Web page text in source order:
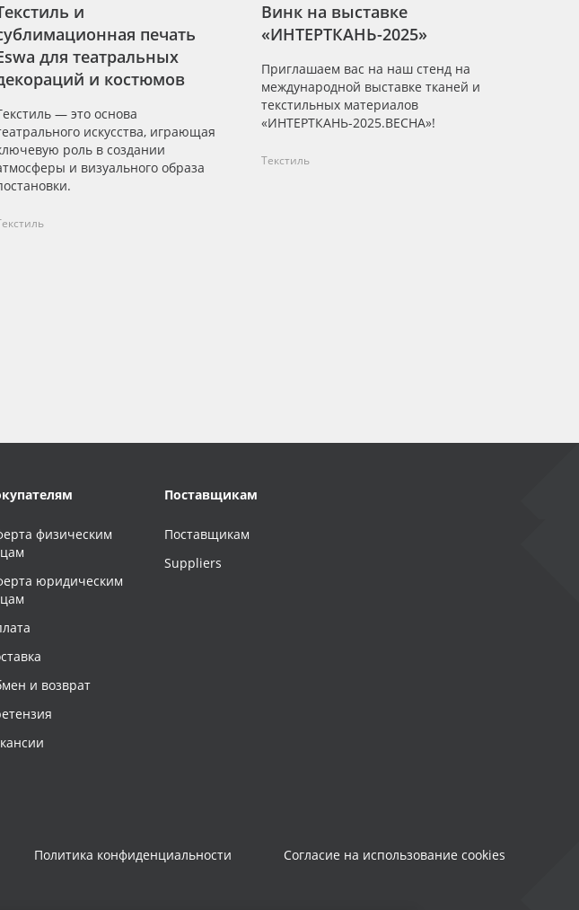
и
печать
для театральных
и костюмов
— это основа
искусства, играющая
роль в создании
и визуального образа
Винк на выставке
«ИНТЕРТКАНЬ-2025»
Приглашаем вас на наш стенд на
международной выставке тканей и
текстильных материалов
«ИНТЕРТКАНЬ-2025.ВЕСНА»!
Текстиль
физическим
юридическим
и возврат
Поставщикам
Поставщикам
Suppliers
Политика конфиденциальности Согласие на использование cookies